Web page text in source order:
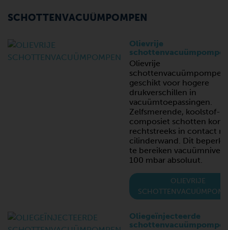
SCHOTTENVACUÜMPOMPEN
Olievrije
Olievrije
schottenvacuümpompen
geschikt voor hogere
drukverschillen in
vacuümtoepassingen.
Zelfsmerende, koolstof-
composiet schotten
rechtstreeks in contact
cilinderwand. Dit beperkt
te bereiken
100 mbar absoluut.
OLIEVRIJE
Oliegeïnjecteerde